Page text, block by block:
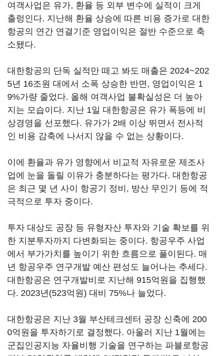
여객사업은 유가, 환율 등 외부 변수에 실적이 크게
출렁인다. 지난해 환율 상승에 따른 비용 증가로 대한
항공의 연간 연결기준 영업이익은 절반 수준으로 축
소됐다.
대한항공의 단독 실적만 떼고 봐도 매출은 2024~202
5년 16조원 대에서 소폭 상승한 반면, 영업이익은 1
9%가량 줄었다. 올해 여객사업 불확실성은 더 높아
지는 모습이다. 지난 1일 대한항공은 유가 폭등에 비
상경영을 선포했다. 유가가 2배 이상 뛰면서 전사적
인 비용 감축에 나서지 않을 수 없는 상황이다.
이에 환율과 유가 영향에서 비교적 자유로운 제조사
업에 눈을 돌릴 이유가 충분하다는 평가다. 대한항공
은 최근 몇 년 사이 항공기 정비, 방산 무인기 등에 적
극적으로 투자 중이다.
투자 대상도 공장 등 유형자산 투자와 기술 확보를 위
한 지분투자까지 다변화되는 중이다. 항공우주 사업
에서 부가가치를 높이기 위한 흐름으로 풀이된다. 매
년 항공우주 연구개발 예산 편성도 늘어나는 추세다.
대한항공은 연구개발비로 지난해 915억원을 집행했
다. 2023년(523억원) 대비 75%나 늘었다.
대한항공은 지난 3월 부산테크센터 공장 신축에 200
0억원을 투자하기로 결정했다. 아울러 지난 1월에는
군집인공지능 자율비행 기술을 연구하는 파블로항공